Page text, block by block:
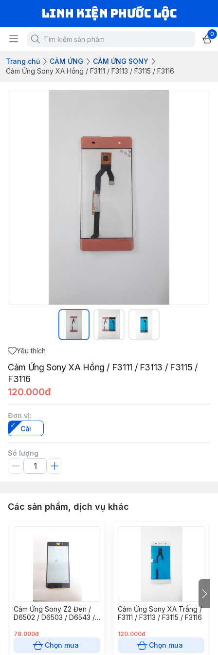
LINH KIỆN PHƯỚC LỘC
0
Trang chủ CẢM ỨNG
CẢM ỨNG SONY
Cảm Ứng Sony XA Hồng / F3111 / F3113 / F3115 / F3116
Yêu thích
Cảm Ứng Sony XA Hồng / F3111 / F3113 / F3115 /
F3116
120.000đ
Đơn vị:
Cái
Số lượng
Các sản phẩm, dịch vụ khác
Cảm Ứng Sony Z2 Đen /
D6502 / D6503 / D6543 /
78.000đ
Chọn mua
Cảm Ứng Sony XA Trắng /
F3111 / F3113 / F3115 / F3116
120.000đ
Chọn mua